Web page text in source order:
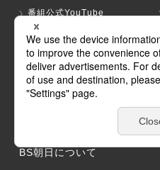
番組公式YouTube
見逃し配信
AMBER GAMES
BS朝日セールスサイト
関連商品
Program Guide For Buyers
BS朝日について